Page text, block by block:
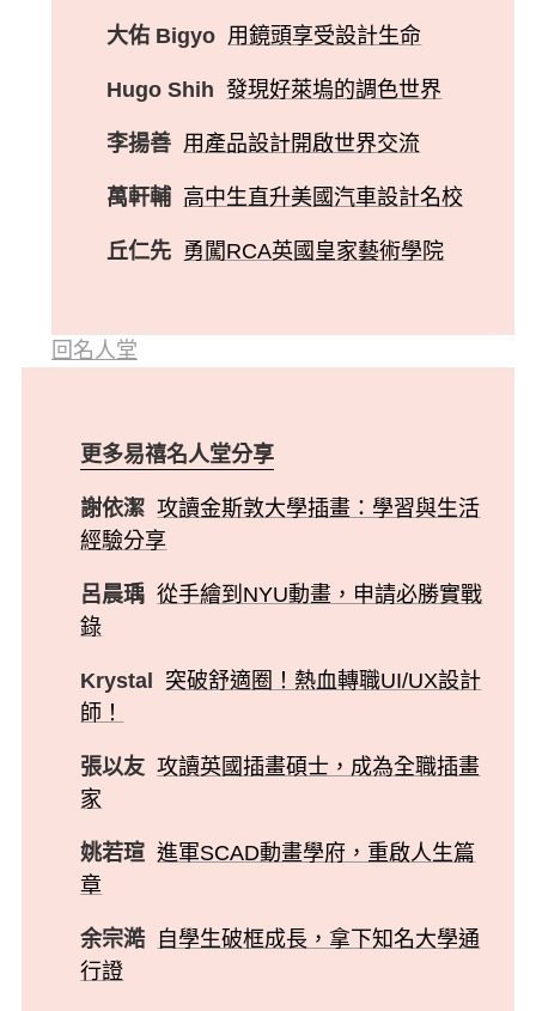
大佑 Bigyo 用鏡頭享受設計生命
Hugo Shih 發現好萊塢的調色世界
李揚善 用產品設計開啟世界交流
萬軒輔 高中生直升美國汽車設計名校
丘仁先 勇闖RCA英國皇家藝術學院
回名人堂
更多易禧名人堂分享
謝依潔 攻讀金斯敦大學插畫：學習與生活
經驗分享
呂晨瑀 從手繪到NYU動畫，申請必勝實戰
錄
Krystal 突破舒適圈！熱血轉職UI/UX設計
師！
張以友 攻讀英國插畫碩士，成為全職插畫
家
姚若瑄 進軍SCAD動畫學府，重啟人生篇
章
余宗澔
自學生破框成長，拿下知名大學通
行證